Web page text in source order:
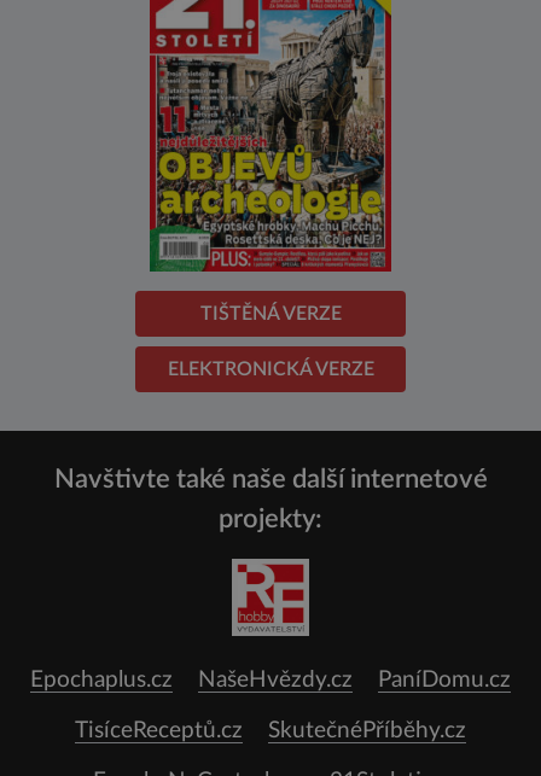
TIŠTĚNÁ VERZE
ELEKTRONICKÁ VERZE
Navštivte také naše další internetové
projekty:
Epochaplus.cz NašeHvězdy.cz PaníDomu.cz
TisíceReceptů.cz SkutečnéPříběhy.cz